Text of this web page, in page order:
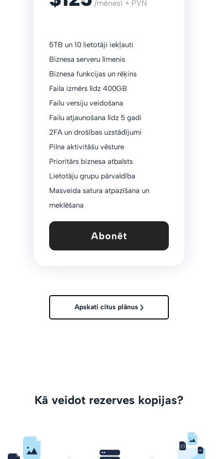
/mēnesī + PVN
5TB un 10 lietotāji iekļauti
Biznesa serveru līmenis
Biznesa funkcijas un rēķins
Faila izmērs līdz 400GB
Failu versiju veidošana
Failu atjaunošana līdz 5 gadi
2FA un drošības uzstādījumi
Pilna aktivitāšu vēsture
Prioritārs biznesa atbalsts
Lietotāju grupu pārvaldība
Masveida satura atpazīšana un
meklēšana
Abonēt
Apskati citus plānus
Kā veidot rezerves kopijas?